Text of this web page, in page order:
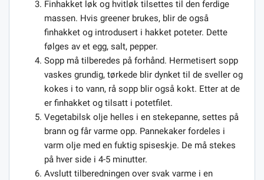
Finhakket løk og hvitløk tilsettes til den ferdige
massen. Hvis greener brukes, blir de også
finhakket og introdusert i hakket poteter. Dette
følges av et egg, salt, pepper.
Sopp må tilberedes på forhånd. Hermetisert sopp
vaskes grundig, tørkede blir dynket til de sveller og
kokes i to vann, rå sopp blir også kokt. Etter at de
er finhakket og tilsatt i potetfilet.
Vegetabilsk olje helles i en stekepanne, settes på
brann og får varme opp. Pannekaker fordeles i
varm olje med en fuktig spiseskje. De må stekes
på hver side i 4-5 minutter.
Avslutt tilberedningen over svak varme i en